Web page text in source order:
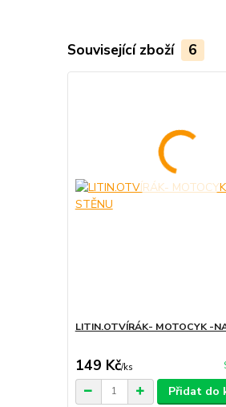
Související zboží 6
LITIN.OTVÍRÁK- MOTOCYK -
149 Kč/ks
Přidat do